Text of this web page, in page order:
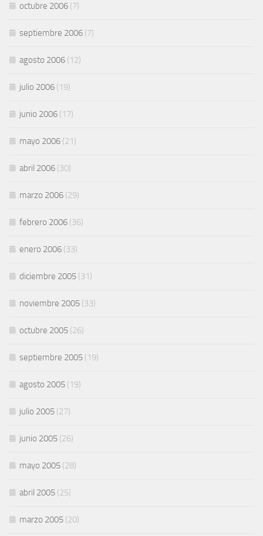
octubre 2006 (7)
septiembre 2006 (7)
agosto 2006 (12)
julio 2006 (19)
junio 2006 (17)
mayo 2006 (21)
abril 2006 (30)
marzo 2006 (29)
febrero 2006 (36)
enero 2006 (33)
diciembre 2005 (31)
noviembre 2005 (33)
octubre 2005 (26)
septiembre 2005 (19)
agosto 2005 (19)
julio 2005 (27)
junio 2005 (26)
mayo 2005 (28)
abril 2005 (25)
marzo 2005 (20)